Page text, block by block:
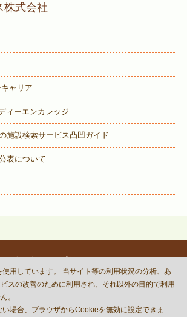
株式会社
ャリア
ィーエンカレッジ
施設検索サービス凸凹ガイド
表について
プライバシーポリシー
BASE Co.,Ltd.
and Terms of Serviceapply.
用しています。 当サイト等の利用状況の分析、あ
スの改善のために利用され、それ以外の目的で利用
。
場合、ブラウザからCookieを無効に設定できま